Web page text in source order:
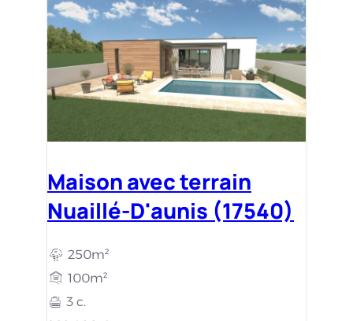
Maison avec terrain
Nuaillé-D'aunis (17540)
250m²
100m²
3 c.